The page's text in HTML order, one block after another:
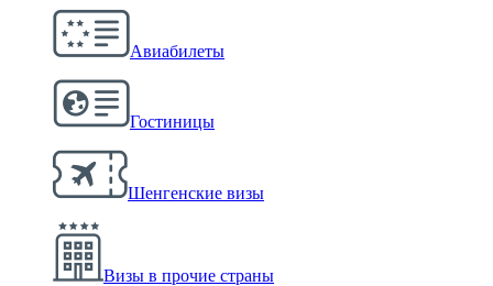
Авиабилеты
Гостиницы
Шенгенские визы
Визы в прочие страны